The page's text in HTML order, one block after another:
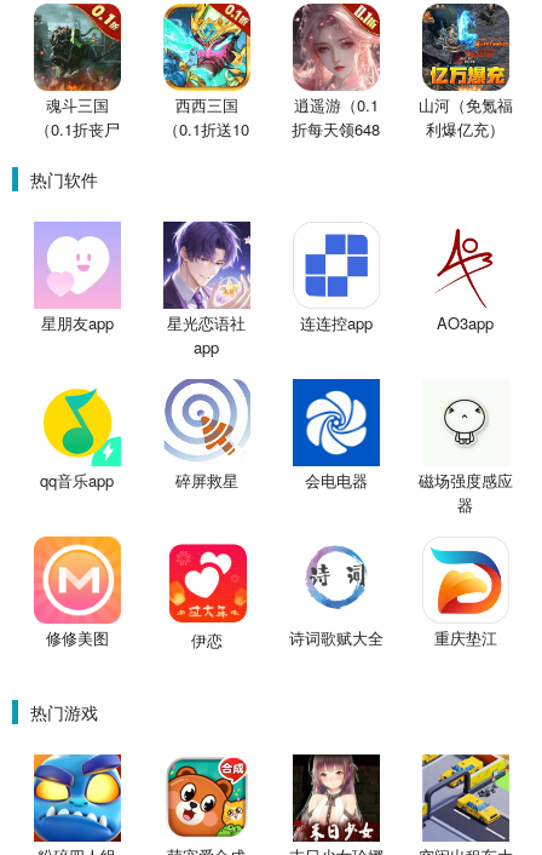
魂斗三国
（0.1折丧尸
西西三国
（0.1折送10
逍遥游（0.1
折每天领648
山河（免氪福
利爆亿充）
热门软件
星朋友app
星光恋语社
app
连连控app AO3app
qq音乐app 碎屏救星 会电电器
磁场强度感应
器
修修美图 伊恋 诗词歌赋大全 重庆垫江
热门游戏